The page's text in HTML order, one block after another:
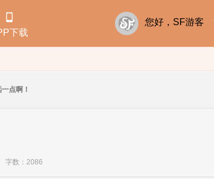

下载
您好，SF游客
点啊！
字数：2086